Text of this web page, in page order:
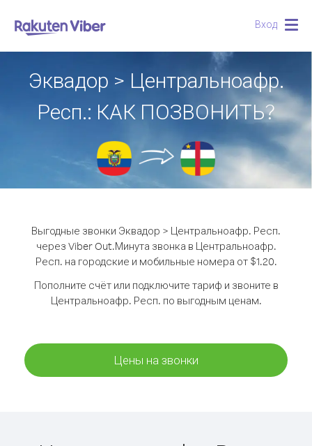
Вход
Эквадор > Центральноафр.
Респ.: КАК ПОЗВОНИТЬ?
Выгодные звонки Эквадор > Центральноафр. Респ.
через Viber Out.Минута звонка в Центральноафр.
Респ. на городские и мобильные номера от $1.20.
Пополните счёт или подключите тариф и звоните в
Центральноафр. Респ. по выгодным ценам.
Цены на звонки